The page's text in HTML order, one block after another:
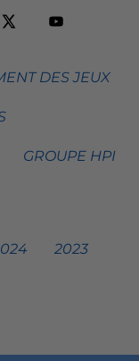
DES JEUX
GROUPE HPI
2023